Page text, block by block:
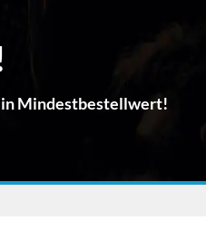
Mindestbestellwert!